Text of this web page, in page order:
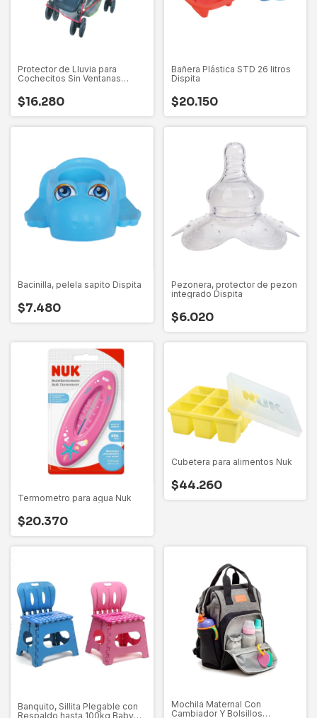
Protector de Lluvia para
Cochecitos Sin Ventanas
$16.280
Bañera Plástica STD 26 litros
Dispita
$20.150
Bacinilla, pelela sapito Dispita
$7.480
Pezonera, protector de pezon
integrado Dispita
$6.020
Termometro para agua Nuk
$20.370
Cubetera para alimentos Nuk
$44.260
Banquito, Sillita Plegable con
Respaldo hasta 100kg Baby
Mochila Maternal Con
Cambiador Y Bolsillos